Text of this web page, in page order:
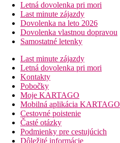
Letná dovolenka pri mori
Last minute zájazdy
Dovolenka na leto 2026
Dovolenka vlastnou dopravou
Samostatné letenky
Last minute zájazdy
Letná dovolenka pri mori
Kontakty
Pobočky
Moje KARTAGO
Mobilná aplikácia KARTAGO
Cestovné poistenie
Časté otázky
Podmienky pre cestujúcich
Dôležité informácie